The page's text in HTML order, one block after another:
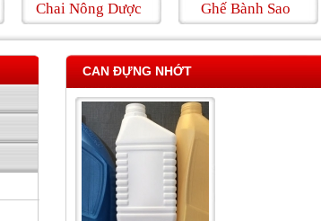
Chai Nông Dược Ghế Bành Sao
CAN ĐỰNG NHỚT